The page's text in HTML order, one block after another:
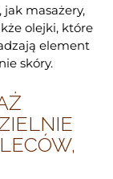
masażery,
olejki, które
element
skóry.